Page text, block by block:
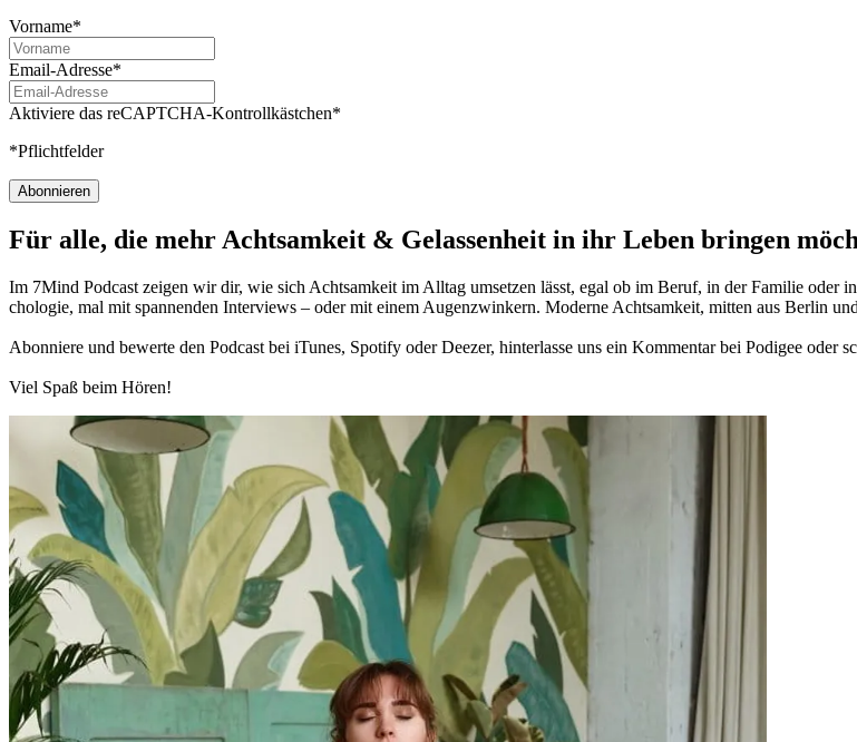
Vorname*
Email-Adresse*
Aktiviere das reCAPTCHA-Kontrollkästchen*
*Pflichtfelder
Abonnieren
Für alle, die mehr Acht­sam­keit & Gelas­sen­heit in ihr Leben brin­gen
Im 7Mind Pod­cast zeigen wir dir, wie sich Acht­sam­keit im Alltag umset­zen lässt, egal ob im Beruf, in der Fami­lie oder
cho­lo­gie, mal mit spannenden Interviews – oder mit einem Augen­zwin­kern. Moderne Acht­sam­keit, mitten aus Berlin
Abon­niere und bewerte den Pod­cast bei iTunes, Spo­tify oder Deezer, hin­ter­lasse uns ein Kom­men­tar bei Podigee oder
Viel Spaß beim Hören!